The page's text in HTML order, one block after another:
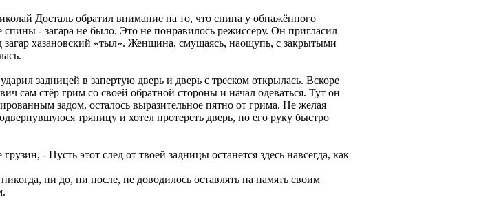
Досталь обратил внимание на то, что спина у обнажённого
- загара не было. Это не понравилось режиссёру. Он пригласил
хазановский «тыл». Женщина, смущаясь, наощупь, с закрытыми
задницей в запертую дверь и дверь с треском открылась. Вскоре
сам стёр грим со своей обратной стороны и начал одеваться. Тут он
задом, осталось выразительное пятно от грима. Не желая
тряпицу и хотел протереть дверь, но его руку быстро
- Пусть этот след от твоей задницы останется здесь навсегда, как
ни до, ни после, не доводилось оставлять на память своим